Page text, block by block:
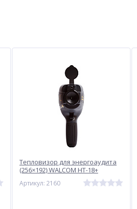
Тепловизор для энергоаудита
(256×192) WALCOM HT-18+
Артикул: 2160